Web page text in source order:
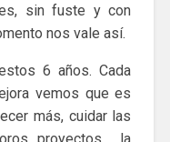
sin fuste y con
nos vale así.
6 años. Cada
vemos que es
más, cuidar las